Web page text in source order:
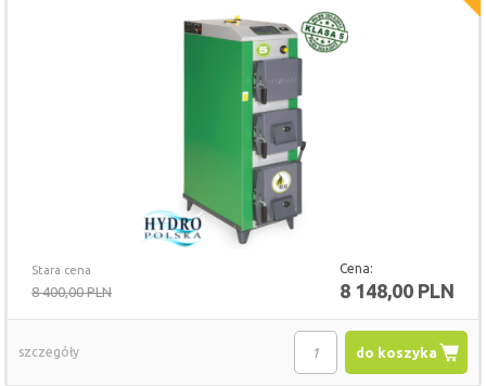
Stara cena
8 400,00 PLN
Cena:
8 148,00 PLN
do koszyka
szczegóły